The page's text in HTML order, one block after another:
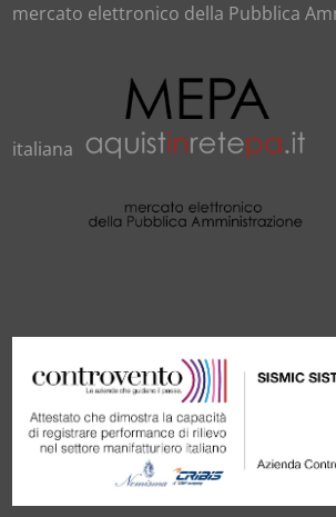
mercato elettronico della Pubblica
italiana